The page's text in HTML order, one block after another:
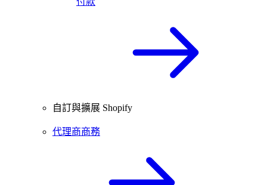
自訂與擴展 Shopify
代理商商務